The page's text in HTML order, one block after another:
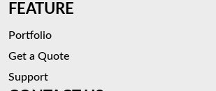
FEATURE
Portfolio
Get a Quote
Support